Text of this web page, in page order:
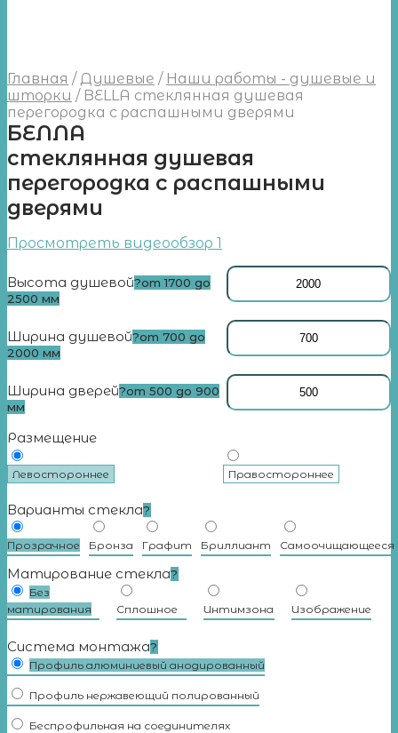
Главная / Душевые / Наши работы - душевые и
шторки /BELLA стеклянная душевая
перегородка с распашными дверями
БЕЛЛА
стеклянная душевая
перегородка с распашными
дверями
Просмотреть видеообзор 1
Высота душевой?от 1700 до
2500 мм
Ширина душевой?от 700 до
2000 мм
Ширина дверей?от 500 до 900
мм
Размещение
Левостороннее Правостороннее
Варианты стекла?
Прозрачное Бронза Графит Бриллиант Самоочищающееся
Матирование стекла?
Без
матирования
Сплошное Интимзона Изображение
Система монтажа?
Профиль алюминиевый анодированный
Профиль нержавеющий полированный
Беспрофильная на соединителях